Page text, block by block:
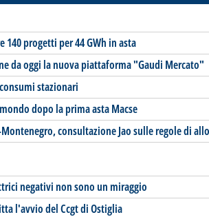
140 progetti per 44 GWh in asta
da oggi la nuova piattaforma "Gaudi Mercato"
stazionari
dopo la prima asta Macse
consultazione Jao sulle regole di
negativi non sono un miraggio
l'avvio del Ccgt di Ostiglia